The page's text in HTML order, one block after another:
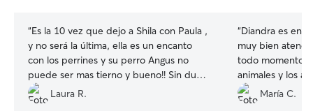
“Es la 10 vez que dejo a Shila con Paula ,
y no será la última, ella es un encanto
con los perrines y su perro Angus no
puede ser mas tierno y bueno!! Sin duda
alguna... es muy atenta y cariñosa con
ellos y a nosotros nos tiene informados
Laura R.
“Diandra es
muy bien
todo momento.
animales y los
recomiendo
María C.